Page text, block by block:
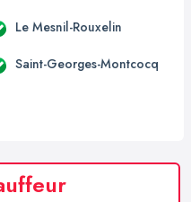
Le Mesnil-Rouxelin
Saint-Georges-Montcocq